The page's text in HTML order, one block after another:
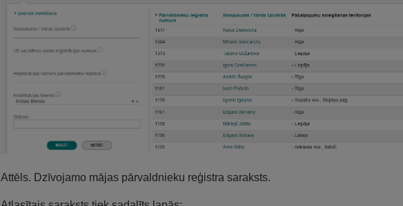
Attēls. Dzīvojamo mājas pārvaldnieku reģistra saraksts.